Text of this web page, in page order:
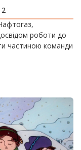
роботи до
частиною команди